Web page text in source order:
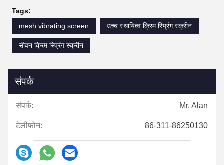
Tags:
mesh vibrating screen
उच्च स्थायित्व क्रिम स्प्रिंग स्क्रीन
सीवन क्रिम स्प्रिंग स्क्रीन
संपर्क
संपर्क: Mr. Alan
टेलीफोन: 86-311-86250130